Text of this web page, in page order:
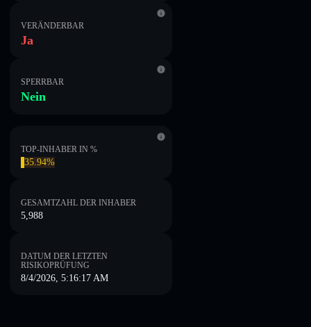
VERÄNDERBAR
Ja
SPERRBAR
Nein
TOP-INHABER IN %
35.94%
GESAMTZAHL DER INHABER
5,988
DATUM DER LETZTEN
RISIKOPRÜFUNG
8/4/2026, 5:16:17 AM